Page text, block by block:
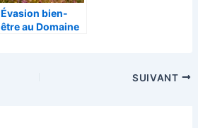
Évasion bien-
être au Domaine
SUIVANT